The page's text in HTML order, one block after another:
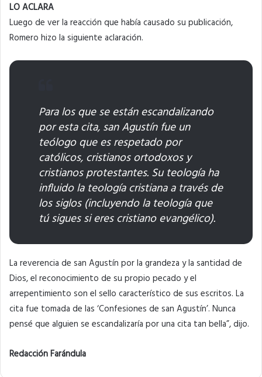
LO ACLARA
Luego de ver la reacción que había causado su publicación,
Romero hizo la siguiente aclaración.
Para los que se están escandalizando
por esta cita, san Agustín fue un
teólogo que es respetado por
católicos, cristianos ortodoxos y
cristianos protestantes. Su teología ha
influido la teología cristiana a través de
los siglos (incluyendo la teología que
tú sigues si eres cristiano evangélico).
La reverencia de san Agustín por la grandeza y la santidad de
Dios, el reconocimiento de su propio pecado y el
arrepentimiento son el sello característico de sus escritos. La
cita fue tomada de las ‘Confesiones de san Agustín’. Nunca
pensé que alguien se escandalizaría por una cita tan bella”, dijo.
Redacción Farándula